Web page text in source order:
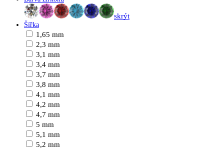
skrýt
Šířka
1,65 mm
2,3 mm
3,1 mm
3,4 mm
3,7 mm
3,8 mm
4,1 mm
4,2 mm
4,7 mm
5 mm
5,1 mm
5,2 mm